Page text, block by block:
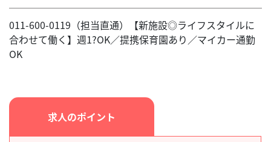
011-600-0119（担当直通）【新施設◎ライフスタイルに
合わせて働く】週1?OK／提携保育園あり／マイカー通勤
OK
求人のポイント